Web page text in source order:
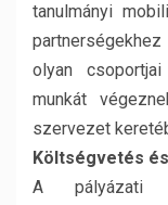
tanulmányi
olyan
munkát
szervezet
Költségvetés
A pályázati